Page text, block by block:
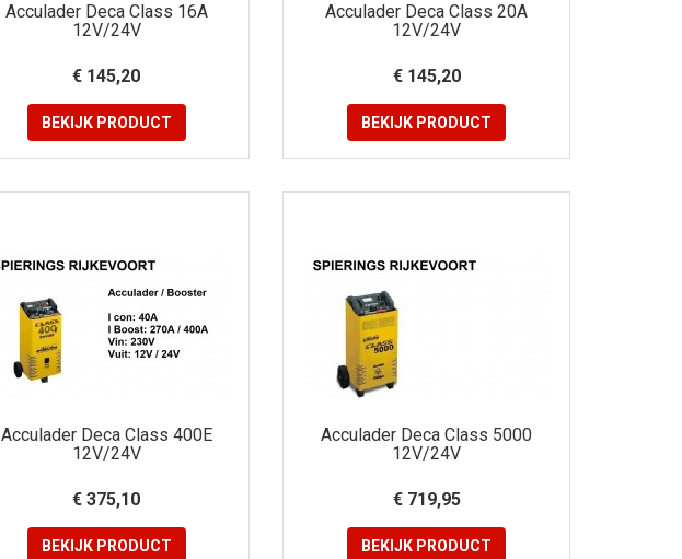
Acculader Deca Class 16A
12V/24V
€ 145,20
BEKIJKPRODUCT
Acculader Deca Class 20A
12V/24V
€ 145,20
BEKIJK PRODUCT
Acculader Deca Class 400E
12V/24V
€ 375,10
BEKIJKPRODUCT
Acculader Deca Class 5000
12V/24V
€ 719,95
BEKIJK PRODUCT